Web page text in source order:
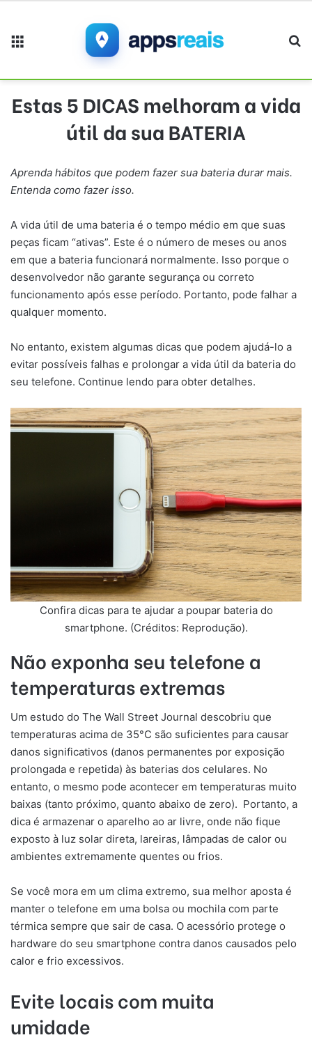
Estas 5 DICAS melhoram a vida
útil da sua BATERIA
Aprenda hábitos que podem fazer sua bateria durar mais.
Entenda como fazer isso.
A vida útil de uma bateria é o tempo médio em que suas
peças ficam “ativas”. Este é o número de meses ou anos
em que a bateria funcionará normalmente. Isso porque o
desenvolvedor não garante segurança ou correto
funcionamento após esse período. Portanto, pode falhar a
qualquer momento.
No entanto, existem algumas dicas que podem ajudá-lo a
evitar possíveis falhas e prolongar a vida útil da bateria do
seu telefone. Continue lendo para obter detalhes.
Confira dicas para te ajudar a poupar bateria do
smartphone. (Créditos: Reprodução).
Não exponha seu telefone a
temperaturas extremas
Um estudo do The Wall Street Journal descobriu que
temperaturas acima de 35°C são suficientes para causar
danos significativos (danos permanentes por exposição
prolongada e repetida) às baterias dos celulares. No
entanto, o mesmo pode acontecer em temperaturas muito
baixas (tanto próximo, quanto abaixo de zero). Portanto, a
dica é armazenar o aparelho ao ar livre, onde não fique
exposto à luz solar direta, lareiras, lâmpadas de calor ou
ambientes extremamente quentes ou frios.
Se você mora em um clima extremo, sua melhor aposta é
manter o telefone em uma bolsa ou mochila com parte
térmica sempre que sair de casa. O acessório protege o
hardware do seu smartphone contra danos causados pelo
calor e frio excessivos.
Evite locais com muita
umidade